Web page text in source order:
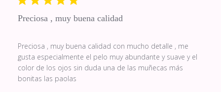
Preciosa , muy buena calidad
Preciosa , muy buena calidad con mucho detalle , me
gusta especialmente el pelo muy abundante y suave y el
color de los ojos sin duda una de las muñecas más
bonitas las paolas